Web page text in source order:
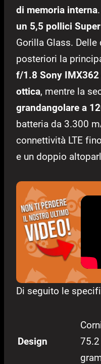
di memoria interna
un 5,5 pollici
Gorilla Glass.
posteriori la
f/1.8 Sony
ottica, mentre la
grandangolare a
batteria da 3.300
connettività LTE
e un doppio
Di seguito le
Design